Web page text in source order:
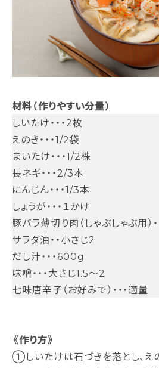
材料（作りやすい分量）
しいたけ・・・2枚
えのき・・・1/2袋
まいたけ・・・1/2株
長ネギ・・・2/3本
にんじん・・・1/3本
しょうが・・・１かけ
豚バラ薄切り肉（しゃぶしゃぶ用）
サラダ油・・小さじ2
だし汁・・・600g
味噌・・・大さじ1.5～2
七味唐辛子（お好みで）・・・適量
《作り方》
①しいたけは石づきを落とし、え